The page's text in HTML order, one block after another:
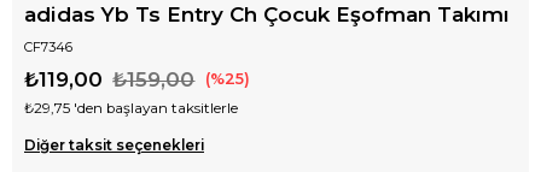
adidas Yb Ts Entry Ch Çocuk Eşofman Takımı
CF7346
₺159,00
₺119,00 25
₺29,75 'den başlayan taksitlerle
Diğer taksit seçenekleri